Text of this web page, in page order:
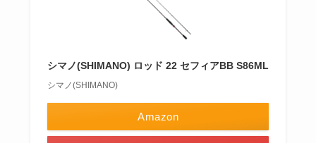
シマノ(SHIMANO) ロッド 22 セフィアBB S86ML
シマノ(SHIMANO)
Amazon